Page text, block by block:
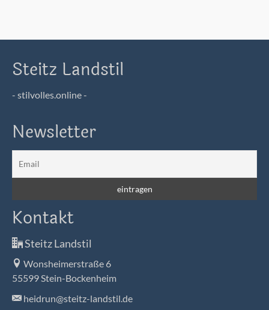
Steitz Landstil
- stilvolles.online -
Newsletter
Kontakt
Steitz Landstil
Wonsheimerstraße 6
55599 Stein-Bockenheim
heidrun@steitz-landstil.de